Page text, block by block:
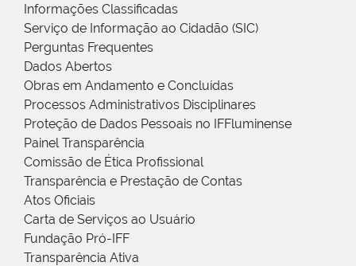
Informações Classificadas
Serviço de Informação ao Cidadão (SIC)
Perguntas Frequentes
Dados Abertos
Obras em Andamento e Concluídas
Processos Administrativos Disciplinares
Proteção de Dados Pessoais no IFFluminense
Painel Transparência
Comissão de Ética Profissional
Transparência e Prestação de Contas
Atos Oficiais
Carta de Serviços ao Usuário
Fundação Pró-IFF
Transparência Ativa